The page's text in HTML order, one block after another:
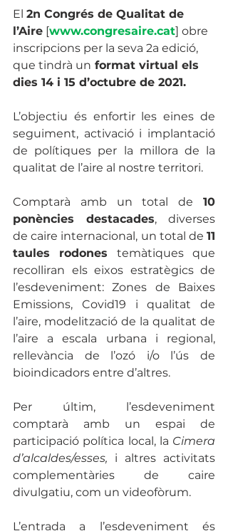
El 2n Congrés de Qualitat de
l’Aire [www.congresaire.cat] obre
inscripcions per la seva 2a edició,
que tindrà un format virtual els
dies 14 i 15 d’octubre de 2021.
L’objectiu és enfortir les eines de
seguiment, activació i implantació
de polítiques per la millora de la
qualitat de l’aire al nostre territori.
Comptarà amb un total de 10
ponències destacades, diverses
de caire internacional, un total de 11
taules rodones temàtiques que
recolliran els eixos estratègics de
l’esdeveniment: Zones de Baixes
Emissions, Covid19 i qualitat de
l’aire, modelització de la qualitat de
l’aire a escala urbana i regional,
rellevància de l’ozó i/o l’ús de
bioindicadors entre d’altres.
Per últim, l’esdeveniment
comptarà amb un espai de
participació política local, la Cimera
d’alcaldes/esses, i altres activitats
complementàries de caire
divulgatiu, com un videofòrum.
L’entrada a l’esdeveniment és